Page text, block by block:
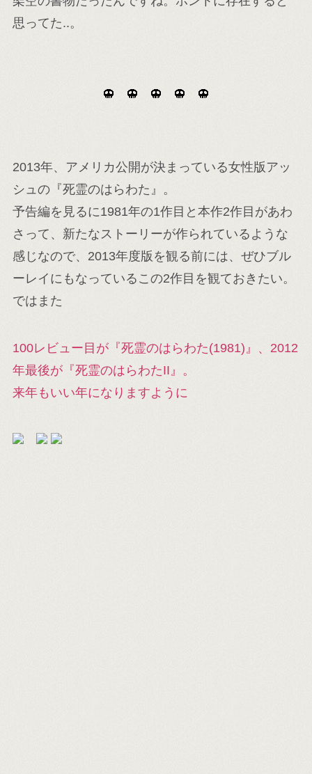
思ってた..。
2013年、アメリカ公開が決まっている女性版アッ
シュの『死霊のはらわた』。
予告編を見るに1981年の1作目と本作2作目があわ
さって、新たなストーリーが作られているような
感じなので、2013年度版を観る前には、ぜひブル
ーレイにもなっているこの2作目を観ておきたい。
ではまた
100レビュー目が『死霊のはらわた(1981)』、2012
年最後が『死霊のはらわたII』。
来年もいい年になりますように